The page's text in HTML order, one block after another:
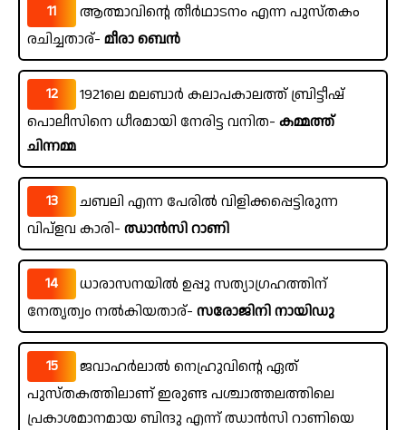
11
ആത്മാവിന്റെ തീർഥാടനം എന്ന പുസ്തകം
രചിച്ചതാര്- മീരാ ബെൻ
12
1921ലെ മലബാർ കലാപകാലത്ത് ബ്രിട്ടീഷ്
പൊലീസിനെ ധീരമായി നേരിട്ട വനിത- കമ്മത്ത്
ചിന്നമ്മ
13
ചബലി എന്ന പേരിൽ വിളിക്കപ്പെട്ടിരുന്ന
വിപ്ളവ കാരി- ഝാൻസി റാണി
14
ധാരാസനയിൽ ഉപ്പു സത്യാഗ്രഹത്തിന്
നേതൃത്വം നൽകിയതാര്- സരോജിനി നായിഡു
15
ജവാഹർലാൽ നെഹ്രുവിന്റെ ഏത്
പുസ്തകത്തിലാണ് ഇരുണ്ട പശ്ചാത്തലത്തിലെ
പ്രകാശമാനമായ ബിന്ദു എന്ന് ഝാൻസി റാണിയെ